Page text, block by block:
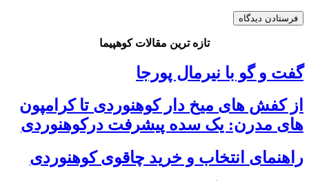
تازه ترین مقالات کوهپیما
گفت و گو با نیرمال پورجا
از کفش های میخ دار کوهنوردی تا کرامپون
های مدرن: یک سده پیشرفت درکوهنوردی
راهنمای انتخاب و خرید چاقوی کوهنوردی